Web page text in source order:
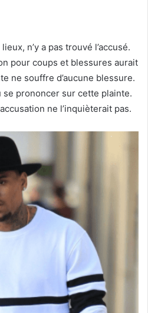
n’y a pas trouvé l’accusé.
pour coups et blessures aurait
ne souffre d’aucune blessure.
se prononcer sur cette plainte.
ne l’inquièterait pas.